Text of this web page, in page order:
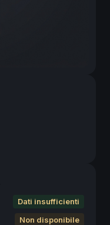
Dati insufficienti
Non disponibile